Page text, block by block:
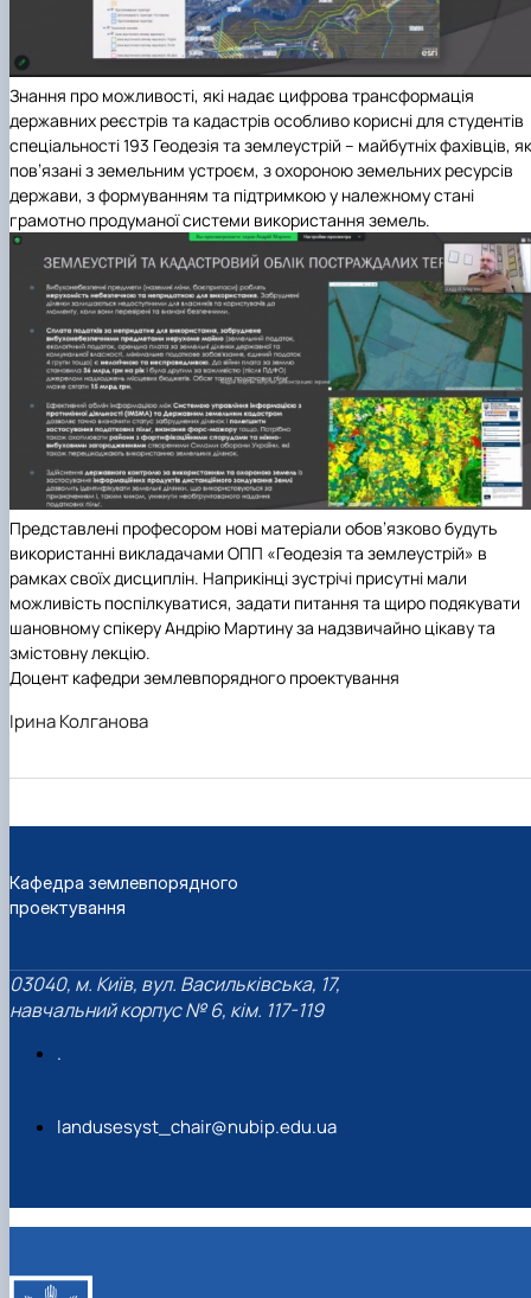
Знання про можливості, які надає цифрова трансформація
державних реєстрів та кадастрів особливо корисні для студентів
спеціальності 193 Геодезія та землеустрій – майбутніх фахівців,
пов’язані з земельним устроєм, з охороною земельних ресурсів
держави, з формуванням та підтримкою у належному стані
грамотно продуманої системи використання земель.
Представлені професором нові матеріали обов’язково будуть
використанні викладачами ОПП «Геодезія та землеустрій» в
рамках своїх дисциплін. Наприкінці зустрічі присутні мали
можливість поспілкуватися, задати питання та щиро подякувати
шановному спікеру Андрію Мартину за надзвичайно цікаву та
змістовну лекцію.
Доцент кафедри землевпорядного проектування
Ірина Колганова
Кафедра землевпорядного
проектування
03040, м. Київ, вул. Васильківська, 17,
навчальний корпус № 6, кім. 117-119
.
landusesyst_chair@nubip.edu.ua